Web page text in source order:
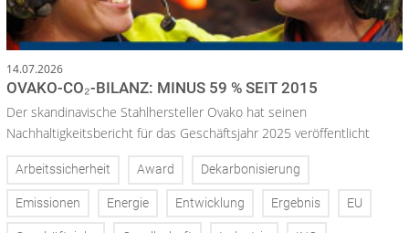
14.07.2026
OVAKO-CO₂-BILANZ: MINUS 59 % SEIT 2015
Der skandinavische Stahlhersteller Ovako hat seinen
Nachhaltigkeitsbericht für das Geschäftsjahr 2025 veröffentlicht
Arbeitssicherheit Award Dekarbonisierung
Emissionen Energie Entwicklung Ergebnis EU